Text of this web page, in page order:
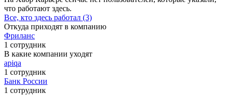
что работают здесь.
Все, кто здесь работал (3)
Откуда приходят в компанию
Фриланс
1 сотрудник
В какие компании уходят
apiqa
1 сотрудник
Банк России
1 сотрудник